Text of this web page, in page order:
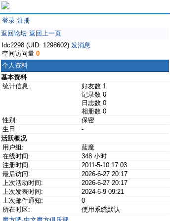
登录 注册
返回论坛 返回上一页
ldc2298 (UID: 1298602) 发消息
空间访问量 0
个人资料
基本资料
统计信息:
好友数 1
记录数 0
日志数 0
相册数 0
性别:
保密
生日:
-
活跃概况
用户组:
蓝魔
在线时间:
348 小时
注册时间:
2011-5-10 17:03
最后访问:
2026-6-27 20:17
上次活动时间:
2026-6-27 20:17
上次发表时间:
2024-6-9 09:21
上次邮件通知:
0
所在时区:
使用系统默认